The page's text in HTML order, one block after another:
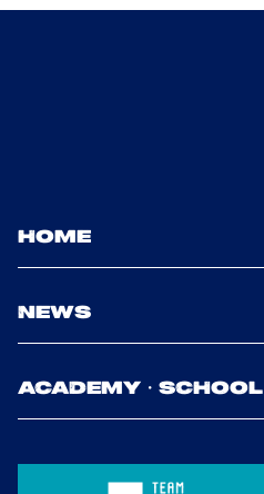
HOME
NEWS
ACADEMY・SCHOOL